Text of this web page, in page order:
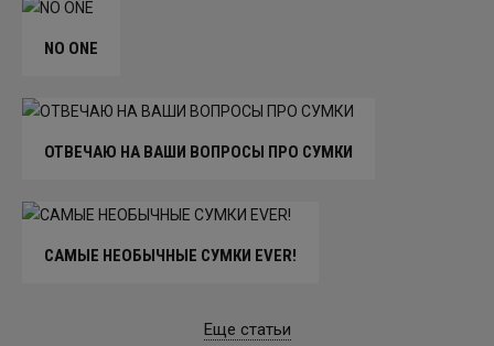
NO ONE
ОТВЕЧАЮ НА ВАШИ ВОПРОСЫ ПРО СУМКИ
САМЫЕ НЕОБЫЧНЫЕ СУМКИ EVER!
Еще статьи